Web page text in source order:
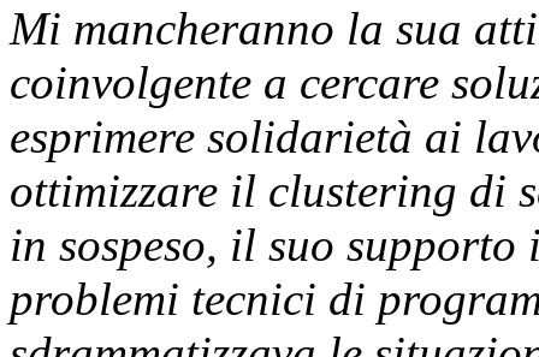
Mi mancheranno la sua
coinvolgente a cercare
esprimere solidarietà ai
ottimizzare il clustering di
in sospeso, il suo
problemi tecnici di